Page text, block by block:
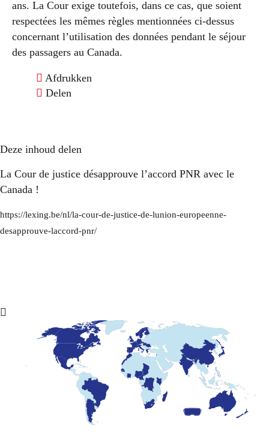
ans. La Cour exige toutefois, dans ce cas, que soient
respectées les mêmes règles mentionnées ci-dessus
concernant l’utilisation des données pendant le séjour
des passagers au Canada.
Afdrukken
Delen
Deze inhoud delen
La Cour de justice désapprouve l’accord PNR avec le
Canada !
https://lexing.be/nl/la-cour-de-justice-de-lunion-europeenne-
desapprouve-laccord-pnr/